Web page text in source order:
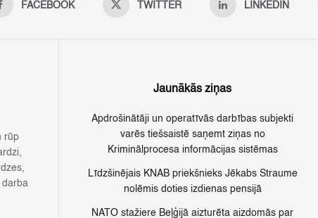
FACEBOOK TWITTER LINKEDIN
rūp
Jaunākās ziņas
Apdrošinātāji un operatīvās darbības subjekti
varēs tiešsaistē saņemt ziņas no
Kriminālprocesa informācijas sistēmas
Līdzšinējais KNAB priekšnieks Jēkabs Straume
nolēmis doties izdienas pensijā
NATO stažiere Beļģijā aizturēta aizdomās par